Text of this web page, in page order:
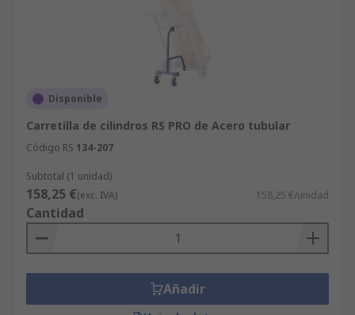
Disponible
Carretilla de cilindros RS PRO de Acero tubular
Código RS 134-207
Subtotal (1 unidad)
158,25 €(exc. IVA) 158,25 €/unidad
Cantidad
Añadir